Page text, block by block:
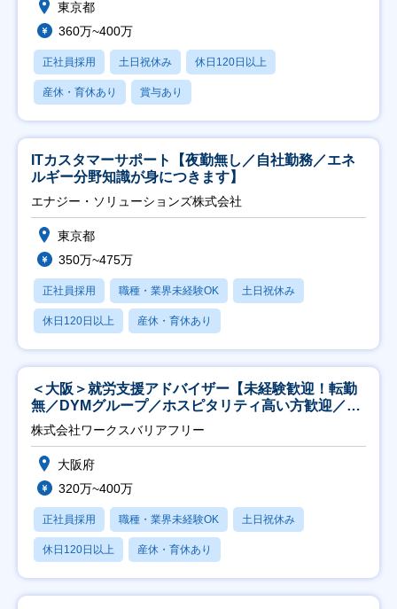
東京都
360万~400万
正社員採用 土日祝休み 休日120日以上
産休・育休あり 賞与あり
ITカスタマーサポート【夜勤無し／自社勤務／エネ
ルギー分野知識が身につきます】
エナジー・ソリューションズ株式会社
東京都
350万~475万
正社員採用 職種・業界未経験OK 土日祝休み
休日120日以上 産休・育休あり
＜大阪＞就労支援アドバイザー【未経験歓迎！転勤
無／DYMグループ／ホスピタリティ高い方歓迎／土
日祝】
株式会社ワークスバリアフリー
大阪府
320万~400万
正社員採用 職種・業界未経験OK 土日祝休み
休日120日以上 産休・育休あり